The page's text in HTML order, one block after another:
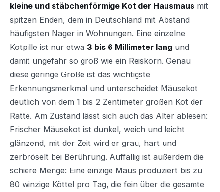
kleine und stäbchenförmige Kot der Hausmaus mit
spitzen Enden, dem in Deutschland mit Abstand
häufigsten Nager in Wohnungen. Eine einzelne
Kotpille ist nur etwa 3 bis 6 Millimeter lang und
damit ungefähr so groß wie ein Reiskorn. Genau
diese geringe Größe ist das wichtigste
Erkennungsmerkmal und unterscheidet Mäusekot
deutlich von dem 1 bis 2 Zentimeter großen Kot der
Ratte. Am Zustand lässt sich auch das Alter ablesen:
Frischer Mäusekot ist dunkel, weich und leicht
glänzend, mit der Zeit wird er grau, hart und
zerbröselt bei Berührung. Auffällig ist außerdem die
schiere Menge: Eine einzige Maus produziert bis zu
80 winzige Köttel pro Tag, die fein über die gesamte